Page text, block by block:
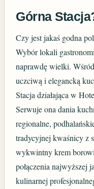
Górna
Czy jest jakaś godna
Wybór lokali
naprawdę wielki.
uczciwą i elegancką
Stacja działająca w
Serwuje ona dania
regionalne,
tradycyjnej kwaśnicy z
wykwintny krem
połączenia najwyższej
kulinarnej